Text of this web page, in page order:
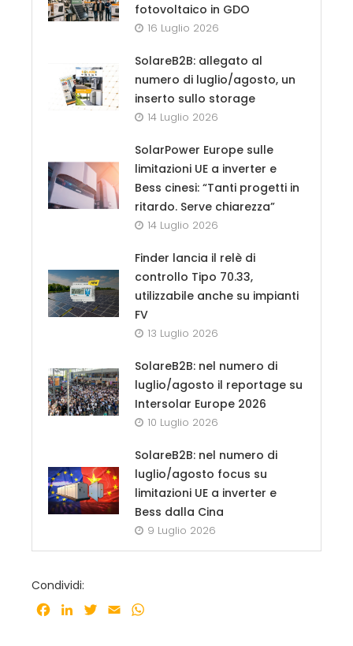
fotovoltaico in GDO
16 Luglio 2026
SolareB2B: allegato al
numero di luglio/agosto, un
inserto sullo storage
14 Luglio 2026
SolarPower Europe sulle
limitazioni UE a inverter e
Bess cinesi: “Tanti progetti in
ritardo. Serve chiarezza”
14 Luglio 2026
Finder lancia il relè di
controllo Tipo 70.33,
utilizzabile anche su impianti
FV
13 Luglio 2026
SolareB2B: nel numero di
luglio/agosto il reportage su
Intersolar Europe 2026
10 Luglio 2026
SolareB2B: nel numero di
luglio/agosto focus su
limitazioni UE a inverter e
Bess dalla Cina
9 Luglio 2026
Condividi:
Facebook
LinkedInTwitter
Email